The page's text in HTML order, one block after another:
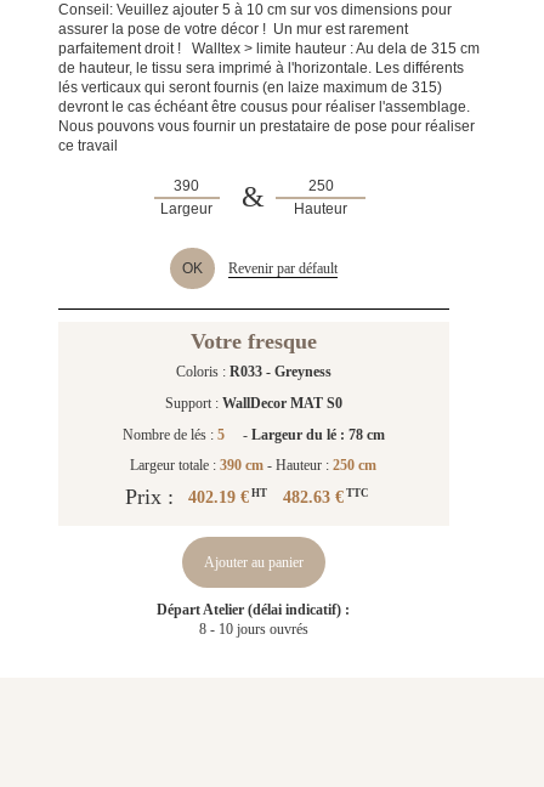
Conseil: Veuillez ajouter 5 à 10 cm sur vos dimensions pour
assurer la pose de votre décor ! Un mur est rarement
parfaitement droit ! Walltex > limite hauteur : Au dela de 315 cm
de hauteur, le tissu sera imprimé à l'horizontale. Les différents
lés verticaux qui seront fournis (en laize maximum de 315)
devront le cas échéant être cousus pour réaliser l'assemblage.
Nous pouvons vous fournir un prestataire de pose pour réaliser
ce travail
Largeur & Hauteur
OK Revenir par défault
Votre fresque
Coloris : R033 - Greyness
Support : WallDecor MAT S0
Nombre de lés : 5 - Largeur du lé : 78 cm
Largeur totale :390 cm - Hauteur :250 cm
Prix : 402.19 € HT 482.63 €TTC
Ajouter au panier
Départ Atelier (délai indicatif) :
8 - 10 jours ouvrés